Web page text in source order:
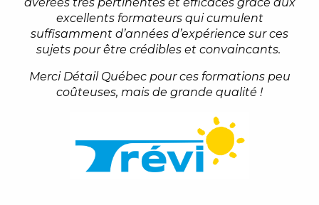
excellents formateurs qui cumulent
suffisamment d’années d’expérience sur ces
sujets pour être crédibles et convaincants.
Merci Détail Québec pour ces formations peu
coûteuses, mais de grande qualité !